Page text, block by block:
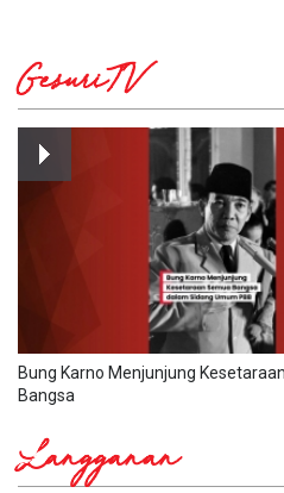
GesuriTV
Bung Karno Menjunjung
Bangsa
Langganan